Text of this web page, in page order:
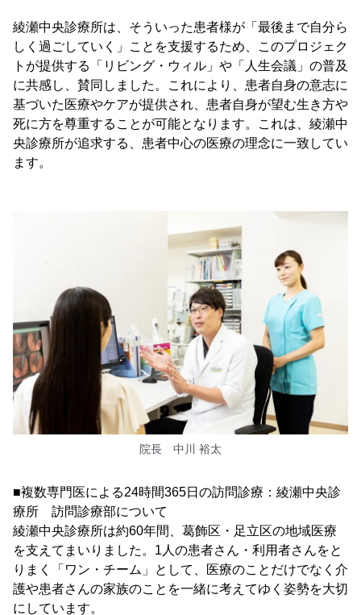
綾瀬中央診療所は、そういった患者様が「最後まで自分ら
しく過ごしていく」ことを支援するため、このプロジェク
トが提供する「リビング・ウィル」や「人生会議」の普及
に共感し、賛同しました。これにより、患者自身の意志に
基づいた医療やケアが提供され、患者自身が望む生き方や
死に方を尊重することが可能となります。これは、綾瀬中
央診療所が追求する、患者中心の医療の理念に一致してい
ます。
院長 中川 裕太
■複数専門医による24時間365日の訪問診療：綾瀬中央診
療所 訪問診療部について
綾瀬中央診療所は約60年間、葛飾区・足立区の地域医療
を支えてまいりました。1人の患者さん・利用者さんをと
りまく「ワン・チーム」として、医療のことだけでなく介
護や患者さんの家族のことを一緒に考えてゆく姿勢を大切
にしています。